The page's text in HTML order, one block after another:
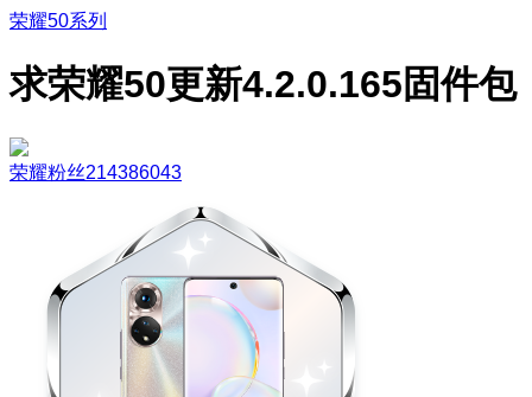
荣耀50系列
求荣耀50更新4.2.0.165固件包
荣耀粉丝214386043